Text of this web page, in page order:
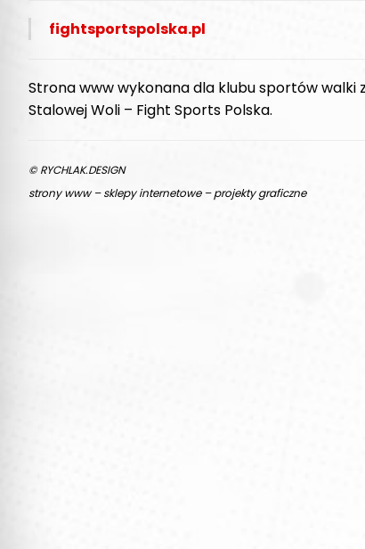
fightsportspolska.pl
Strona www wykonana dla klubu sportów walki
Stalowej Woli – Fight Sports Polska.
© RYCHLAK.DESIGN
strony www – sklepy internetowe – projekty graficzne